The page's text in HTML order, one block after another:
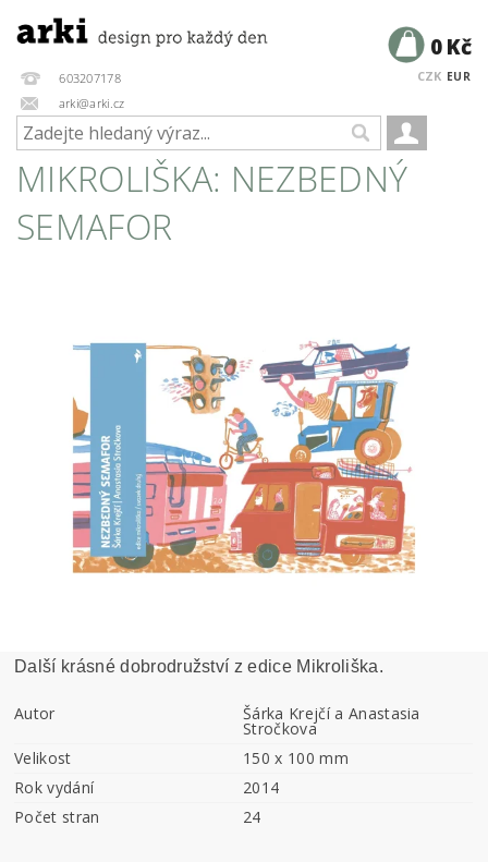
603207178
arki@arki.cz
CZK EUR
0 Kč
MIKROLIŠKA: NEZBEDNÝ
SEMAFOR
Další krásné dobrodružství z edice Mikroliška.
Autor Šárka Krejčí a Anastasia
Stročkova
Velikost
150 x 100 mm
Rok vydání
2014
Počet stran
24